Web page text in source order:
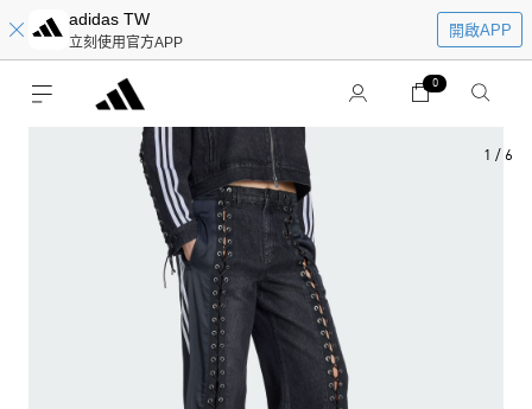
adidas TW
立刻使用官方APP
開啟APP
0
1 / 6